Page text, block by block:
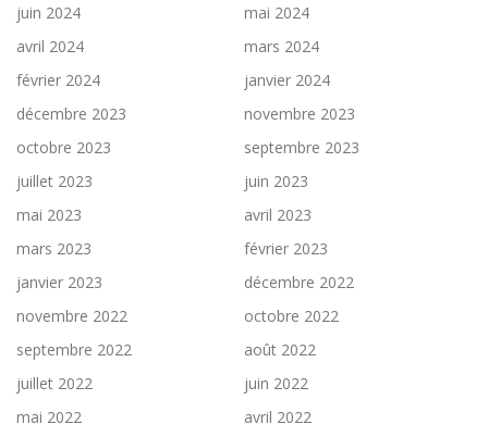
juin 2024
mai 2024
avril 2024
mars 2024
février 2024
janvier 2024
décembre 2023
novembre 2023
octobre 2023
septembre 2023
juillet 2023
juin 2023
mai 2023
avril 2023
mars 2023
février 2023
janvier 2023
décembre 2022
novembre 2022
octobre 2022
septembre 2022
août 2022
juillet 2022
juin 2022
mai 2022
avril 2022